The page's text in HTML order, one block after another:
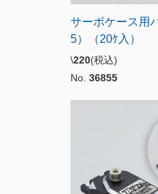
サーボケース用
5）（20ｹ入）
\220(税込)
No. 36855